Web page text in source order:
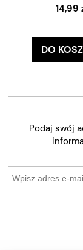
14,99
DO
Podaj swój